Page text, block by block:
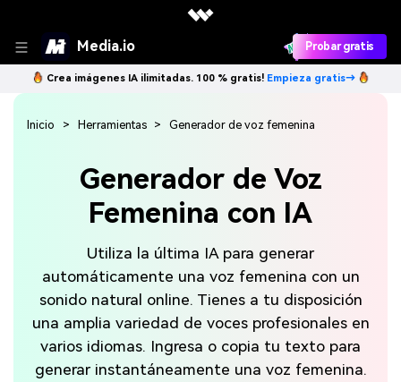
Media.io Probar gratis
Crea imágenes IA ilimitadas. 100 % gratis! Empieza gratis→
Generador de Voz
Femenina con IA
Utiliza la última IA para generar
automáticamente una voz femenina con un
sonido natural online. Tienes a tu disposición
una amplia variedad de voces profesionales en
varios idiomas. Ingresa o copia tu texto para
generar instantáneamente una voz femenina.
Inicio Herramientas Generador de voz femenina